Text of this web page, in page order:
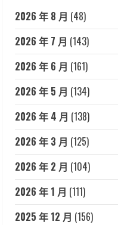
2026 年 8 月 (48)
2026 年 7 月 (143)
2026 年 6 月 (161)
2026 年 5 月 (134)
2026 年 4 月 (138)
2026 年 3 月 (125)
2026 年 2 月 (104)
2026 年 1 月 (111)
2025 年 12 月 (156)